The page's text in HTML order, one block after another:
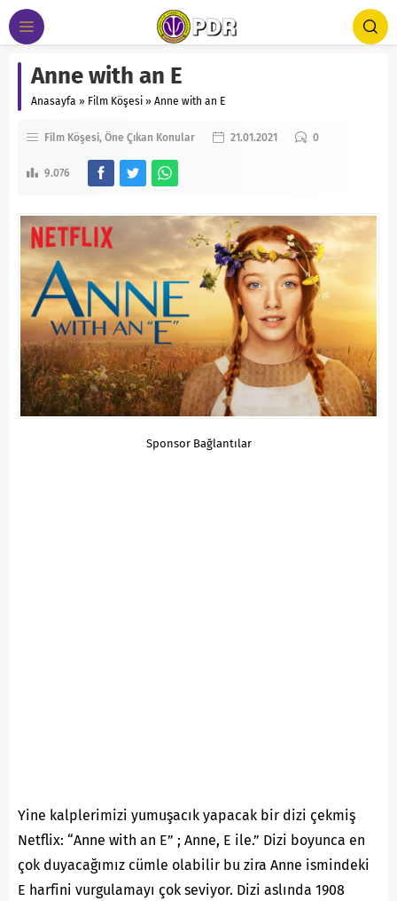
Anne with an E
Anasayfa » Film Köşesi » Anne with an E
Film Köşesi Öne Çıkan Konular 21.01.2021 0
9.076
Sponsor Bağlantılar
Yine kalplerimizi yumuşacık yapacak bir dizi çekmiş
Netflix: “Anne with an E” ; Anne, E ile.” Dizi boyunca en
çok duyacağımız cümle olabilir bu zira Anne ismindeki
E harfini vurgulamayı çok seviyor. Dizi aslında 1908